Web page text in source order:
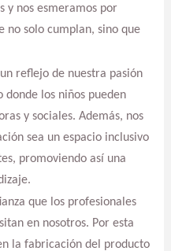
y nos esmeramos por
no solo cumplan, sino que
reflejo de nuestra pasión
los niños pueden
y sociales. Además, nos
sea un espacio inclusivo
promoviendo así una
que los profesionales
en nosotros. Por esta
la fabricación del producto